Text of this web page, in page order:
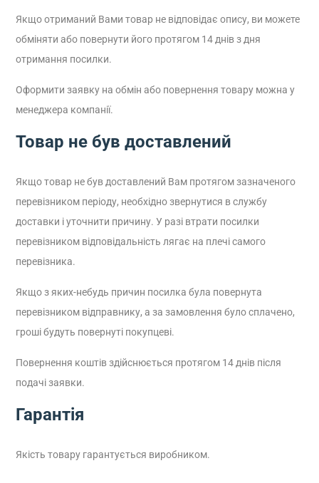
Якщо отриманий Вами товар не відповідає опису, ви можете
обміняти або повернути його протягом 14 днів з дня
отримання посилки.
Оформити заявку на обмін або повернення товару можна у
менеджера компанії.
Товар не був доставлений
Якщо товар не був доставлений Вам протягом зазначеного
перевізником періоду, необхідно звернутися в службу
доставки і уточнити причину. У разі втрати посилки
перевізником відповідальність лягає на плечі самого
перевізника.
Якщо з яких-небудь причин посилка була повернута
перевізником відправнику, а за замовлення було сплачено,
гроші будуть повернуті покупцеві.
Повернення коштів здійснюється протягом 14 днів після
подачі заявки.
Гарантія
Якість товару гарантується виробником.